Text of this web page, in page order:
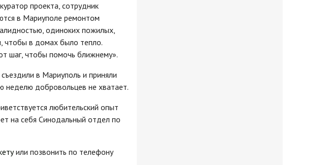
проекта, сотрудник
в Мариуполе ремонтом
одиноких пожилых,
чтобы в домах было тепло.
шаг, чтобы помочь ближнему».
в Мариуполь и приняли
неделю добровольцев не хватает.
любительский опыт
на себя Синодальный отдел по
или позвонить по телефону